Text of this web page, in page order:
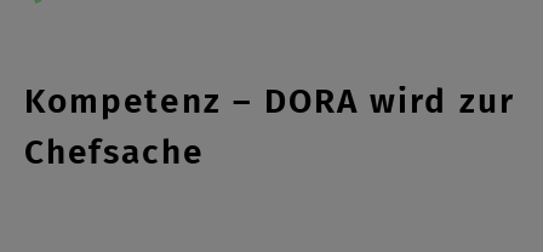
Kompetenz – DORA wird zur
Chefsache